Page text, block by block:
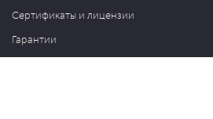
Сертификаты и лицензии
Гарантии